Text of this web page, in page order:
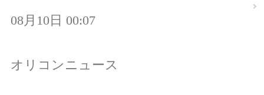
08月10日 00:07
オリコンニュース